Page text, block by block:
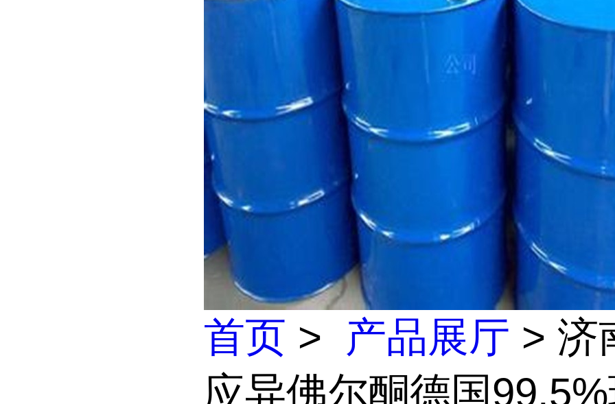
首页 > 产品展厅 > 济
应异佛尔酮德国